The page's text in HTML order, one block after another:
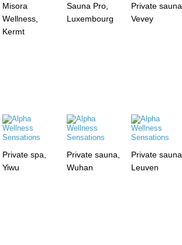
Misora
Wellness,
Kermt
Sauna Pro,
Luxembourg
Private sauna,
Vevey
Private spa,
Yiwu
Private sauna,
Wuhan
Private sauna,
Leuven